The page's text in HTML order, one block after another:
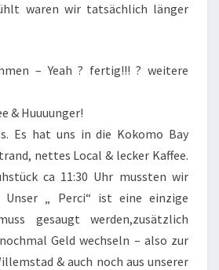
waren wir tatsächlich länger
– Yeah ? fertig!!! ? weitere
& Huuuunger!
Es hat uns in die Kokomo Bay
nettes Local & lecker Kaffee.
ca 11:30 Uhr mussten wir
Unser „ Perci“ ist eine einzige
gesaugt werden,zusätzlich
Geld wechseln – also zur
& auch noch aus unserer